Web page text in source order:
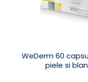
WeDerm 60
piele si